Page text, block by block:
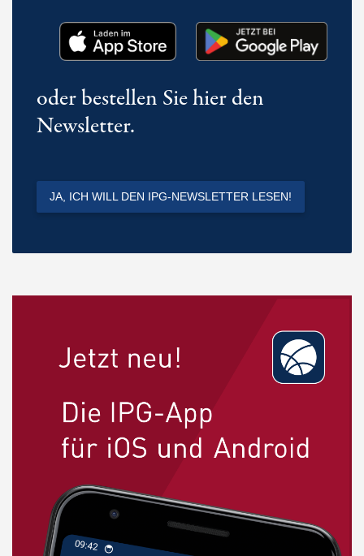
oder bestellen Sie hier den
Newsletter.
JA, ICH WILL DEN IPG-NEWSLETTER LESEN!